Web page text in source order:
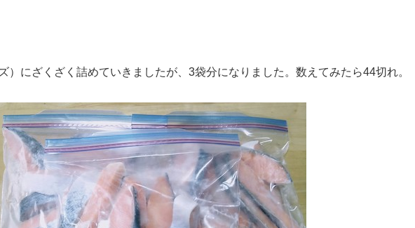
）にざくざく詰めていきましたが、3袋分になりました。数えてみたら44切れ。